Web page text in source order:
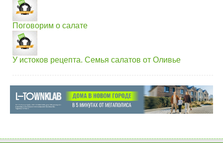
Поговорим о салате
У истоков рецепта. Семья салатов от Оливье